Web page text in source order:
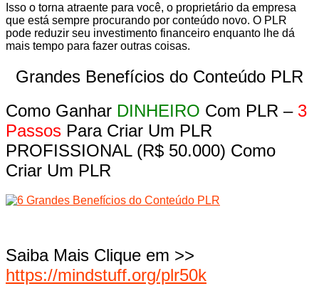
Isso o torna atraente para você, o proprietário da empresa
que está sempre procurando por conteúdo novo. O PLR
pode reduzir seu investimento financeiro enquanto lhe dá
mais tempo para fazer outras coisas.
Grandes Benefícios do Conteúdo PLR
Como Ganhar DINHEIRO Com PLR – 3
Passos Para Criar Um PLR
PROFISSIONAL (R$ 50.000) Como
Criar Um PLR
Saiba Mais Clique em >>
https://mindstuff.org/plr50k